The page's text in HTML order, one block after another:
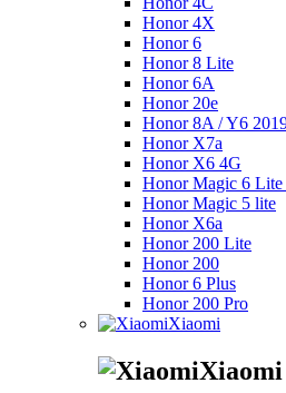
Honor 4X
Honor 6
Honor 8 Lite
Honor 6A
Honor 20e
Honor 8A / Y6
Honor X7a
Honor X6 4G
Honor Magic 6 Lite
Honor Magic 5 lite
Honor X6a
Honor 200 Lite
Honor 200
Honor 6 Plus
Honor 200 Pro
Xiaomi
Xiaomi